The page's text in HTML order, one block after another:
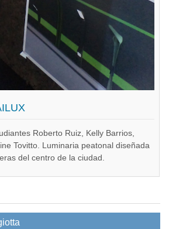
Roberto Ruiz, Kelly Barrios,
Tovitto. Luminaria peatonal diseñada
del centro de la ciudad.